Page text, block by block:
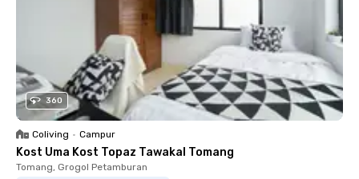
360
Coliving • Campur
Kost Uma Kost Topaz Tawakal Tomang
Tomang, Grogol Petamburan